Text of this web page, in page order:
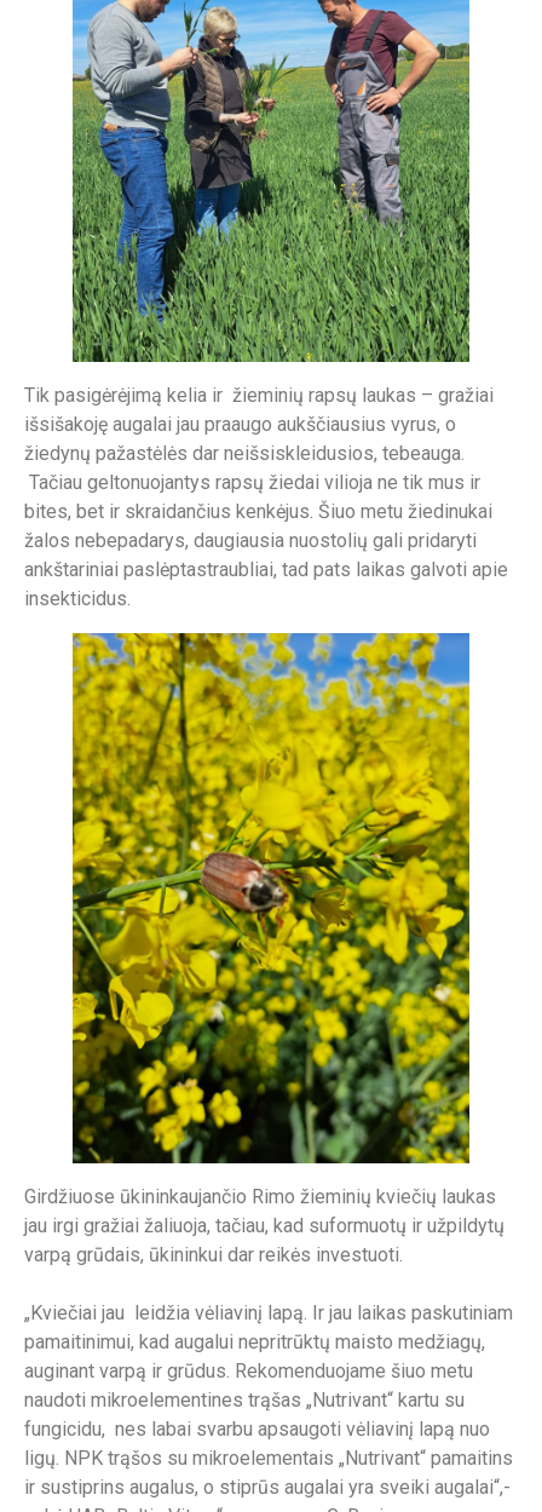
Tik pasigėrėjimą kelia ir žieminių rapsų laukas – gražiai
išsišakoję augalai jau praaugo aukščiausius vyrus, o
žiedynų pažastėlės dar neišsiskleidusios, tebeauga.
Tačiau geltonuojantys rapsų žiedai vilioja ne tik mus ir
bites, bet ir skraidančius kenkėjus. Šiuo metu žiedinukai
žalos nebepadarys, daugiausia nuostolių gali pridaryti
ankštariniai paslėptastraubliai, tad pats laikas galvoti apie
insekticidus.
Girdžiuose ūkininkaujančio Rimo žieminių kviečių laukas
jau irgi gražiai žaliuoja, tačiau, kad suformuotų ir užpildytų
varpą grūdais, ūkininkui dar reikės investuoti.
„Kviečiai jau leidžia vėliavinį lapą. Ir jau laikas paskutiniam
pamaitinimui, kad augalui nepritrūktų maisto medžiagų,
auginant varpą ir grūdus. Rekomenduojame šiuo metu
naudoti mikroelementines trąšas „Nutrivant“ kartu su
fungicidu, nes labai svarbu apsaugoti vėliavinį lapą nuo
ligų. NPK trąšos su mikroelementais „Nutrivant“ pamaitins
ir sustiprins augalus, o stiprūs augalai yra sveiki augalai“,-